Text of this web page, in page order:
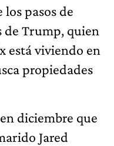
pasos de
de Trump, quien
está viviendo en
propiedades
diciembre que
Jared